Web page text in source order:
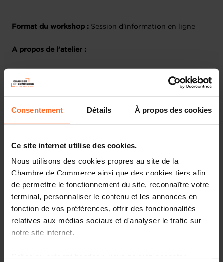
Consentement Détails À propos des cookies
Ce site internet utilise des cookies.
Nous utilisons des cookies propres au site de la
Chambre de Commerce ainsi que des cookies tiers afin
de permettre le fonctionnement du site, reconnaître votre
terminal, personnaliser le contenu et les annonces en
fonction de vos préférences, offrir des fonctionnalités
relatives aux médias sociaux et d'analyser le trafic sur
notre site internet.
Format du workshop : Session d’information en ligne
A propos de l’atelier :
minimales contraignantes en matière de cybersécurité à
éventail d’entreprises opérant dans des secteurs
critiques, y compris (en fonction du secteur d’activité)
Plan de la session :
Lors de ce webinaire, l’Institut luxembourgeois de
régulation (ILR) vous présentera un aperçu de cette
nouvelle directive actuellement en cours de
transposition au Luxembourg.
Ensuite, la House of Entrepreneurship de la Chambre de